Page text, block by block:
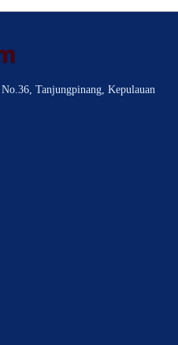
Tanjungpinang, Kepulauan